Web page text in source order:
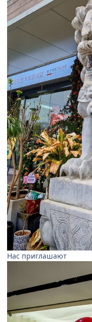
Нас приглашают